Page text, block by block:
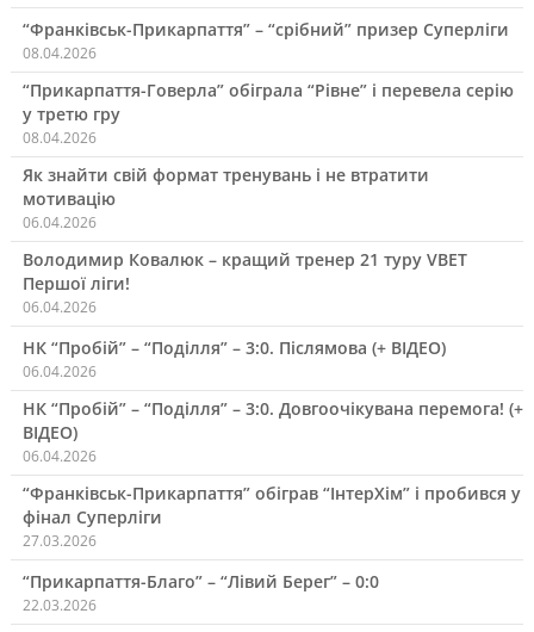
“Франківськ-Прикарпаття” – “срібний” призер Суперліги
08.04.2026
“Прикарпаття-Говерла” обіграла “Рівне” і перевела серію
у третю гру
08.04.2026
Як знайти свій формат тренувань і не втратити
мотивацію
06.04.2026
Володимир Ковалюк – кращий тренер 21 туру VBET
Першої ліги!
06.04.2026
НК “Пробій” – “Поділля” – 3:0. Післямова (+ ВІДЕО)
06.04.2026
НК “Пробій” – “Поділля” – 3:0. Довгоочікувана перемога! (+
ВІДЕО)
06.04.2026
“Франківськ-Прикарпаття” обіграв “ІнтерХім” і пробився у
фінал Суперліги
27.03.2026
“Прикарпаття-Благо” – “Лівий Берег” – 0:0
22.03.2026